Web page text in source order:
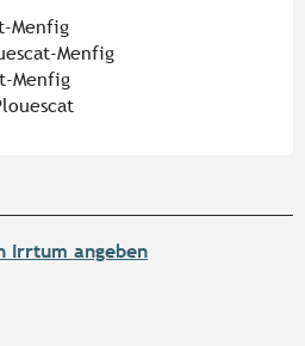
Menfig
Menfig
Menfig
Irrtum angeben